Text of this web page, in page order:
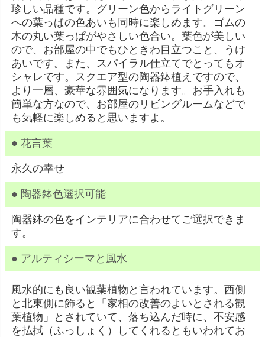
珍しい品種です。グリーン色からライトグリーン
への葉っぱの色あいも同時に楽しめます。ゴムの
木の丸い葉っぱがやさしい色合い。葉色が美しい
ので、お部屋の中でもひときわ目立つこと、うけ
あいです。また、スパイラル仕立てでとってもオ
シャレです。スクエア型の陶器鉢植えですので、
より一層、豪華な雰囲気になります。お手入れも
簡単な方なので、お部屋のリビングルームなどで
も気軽に楽しめると思いますよ。
● 花言葉
永久の幸せ
● 陶器鉢色選択可能
陶器鉢の色をインテリアに合わせてご選択できま
す。
● アルティシーマと風水
風水的にも良い観葉植物と言われています。西側
と北東側に飾ると「家相の改善のよいとされる観
葉植物」とされていて、落ち込んだ時に、不安感
を払拭（ふっしょく）してくれるともいわれてお